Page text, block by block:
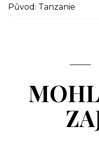
Původ: Tanzanie